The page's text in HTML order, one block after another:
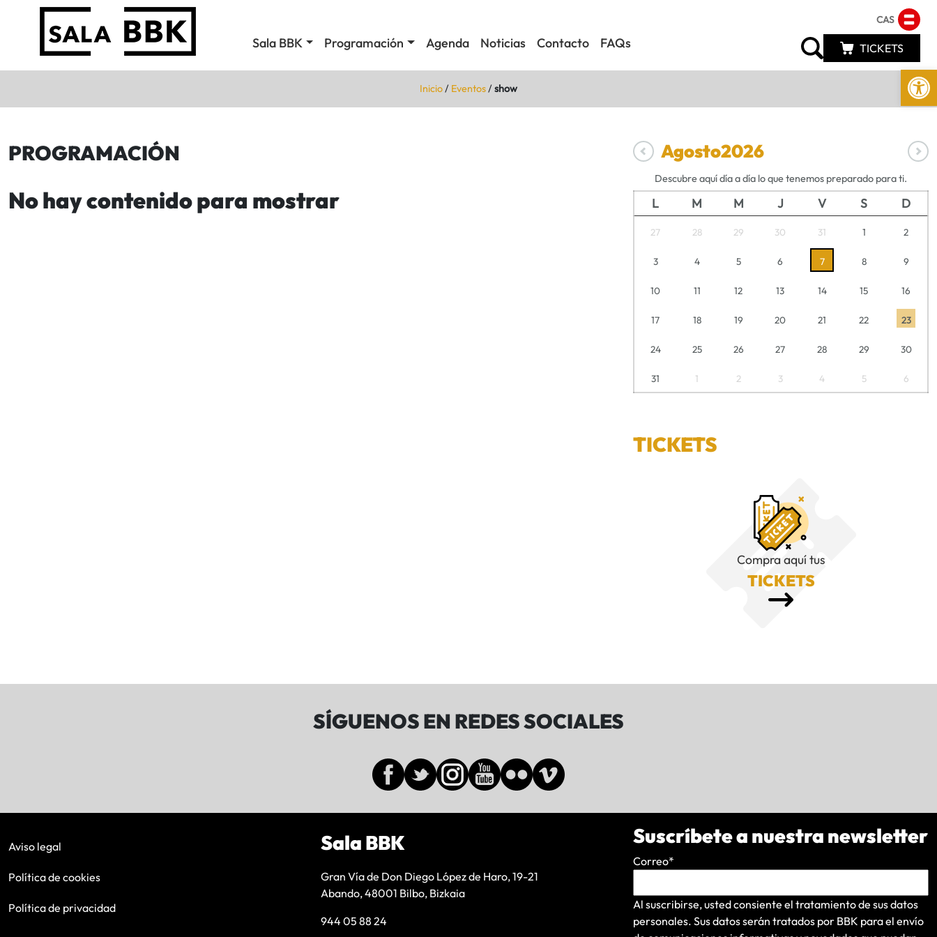
Abrir
Sala BBK Programación Agenda Noticias Contacto FAQs
CAS
TICKETS
Inicio/ Eventos/show
PROGRAMACIÓN
No hay contenido para mostrar
Agosto2026
Descubre aquí día a día lo que tenemos preparado para ti.
L M M J V S D
27 28 29 30 31 1 2
3 4 5 6 7 8 9
10 11 12 13 14 15 16
17 18 19 20 21 22 23
24 25 26 27 28 29 30
31 1 2 3 4 5 6
TICKETS
Compra aquí tus
TICKETS
SÍGUENOS EN REDES SOCIALES
Aviso legal
Política de cookies
Política de privacidad
Sala BBK
Gran Vía de Don Diego López de Haro, 19-21
Abando, 48001 Bilbo, Bizkaia
944 05 88 24
Suscríbete a nuestra newsletter
Correo*
Al suscribirse, usted consiente el tratamiento de sus datos
personales. Sus datos serán tratados por BBK para el envío